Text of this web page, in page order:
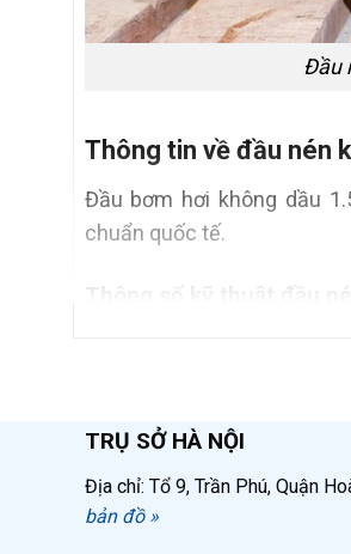
Đầu
Thông tin về đầu nén
Đầu bơm hơi không dầu
chuẩn quốc tế.
Thông số kỹ thuật đầu
Áp lực
TRỤ SỞ HÀ NỘI
Địa chỉ: Tổ 9, Trần Phú, Quận
bản đồ »